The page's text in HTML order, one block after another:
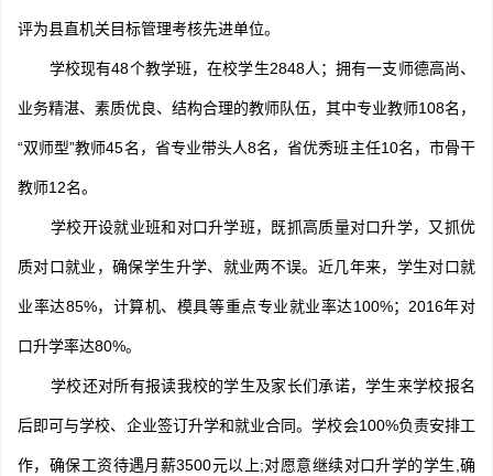
评为县直机关目标管理考核先进单位。
学校现有48个教学班，在校学生2848人；拥有一支师德高尚、
业务精湛、素质优良、结构合理的教师队伍，其中专业教师108名，
“双师型”教师45名，省专业带头人8名，省优秀班主任10名，市骨干
教师12名。
学校开设就业班和对口升学班，既抓高质量对口升学，又抓优
质对口就业，确保学生升学、就业两不误。近几年来，学生对口就
业率达85%，计算机、模具等重点专业就业率达100%；2016年对
口升学率达80%。
学校还对所有报读我校的学生及家长们承诺，学生来学校报名
后即可与学校、企业签订升学和就业合同。学校会100%负责安排工
作，确保工资待遇月薪3500元以上;对愿意继续对口升学的学生,确